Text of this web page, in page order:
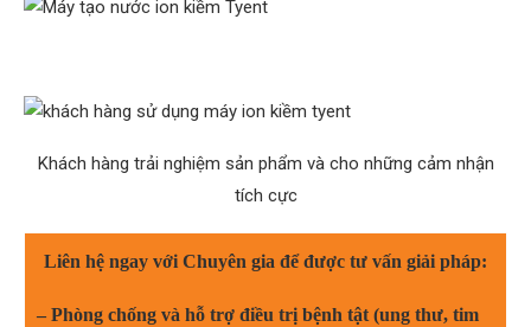
Khách hàng trải nghiệm sản phẩm và cho những cảm nhận
tích cực
Liên hệ ngay với Chuyên gia để được tư vấn giải pháp:
– Phòng chống và hỗ trợ điều trị bệnh tật (ung thư, tim